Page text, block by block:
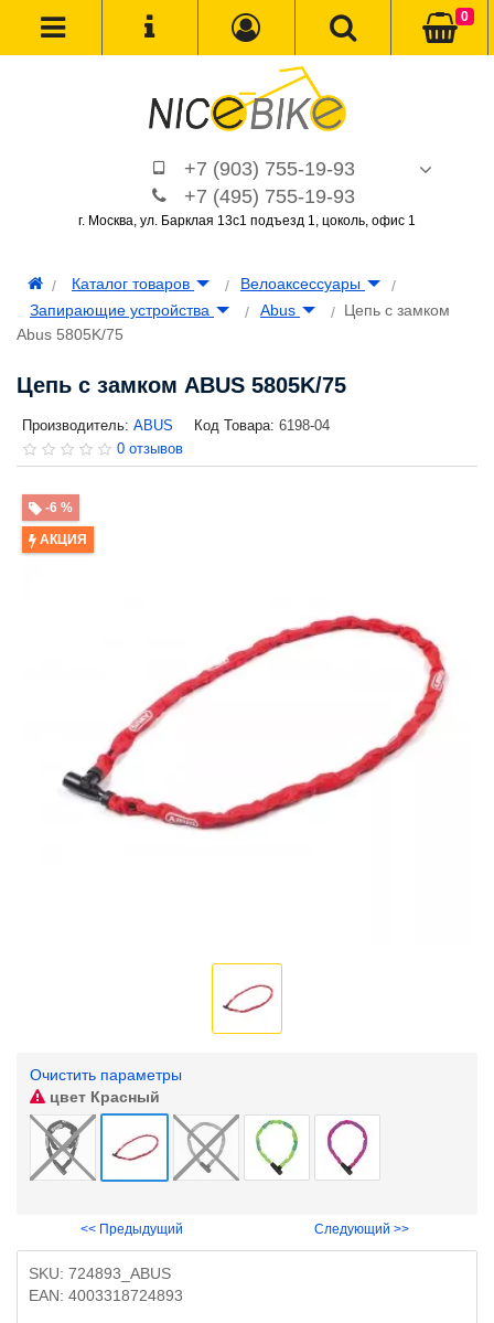
+7 (903) 755-19-93
+7 (495) 755-19-93
г. Москва, ул. Барклая 13с1 подъезд 1, цоколь, офис 1
0
Каталог товаров
Велоаксессуары
Запирающие устройства
Abus
Цепь с замком
Abus 5805K/75
Цепь с замком ABUS 5805K/75
Производитель: ABUS Код Товара: 6198-04
0 отзывов
-6 %
АКЦИЯ
Очистить параметры
цвет Красный
<< Предыдущий Следующий >>
SKU: 724893_ABUS
EAN: 4003318724893